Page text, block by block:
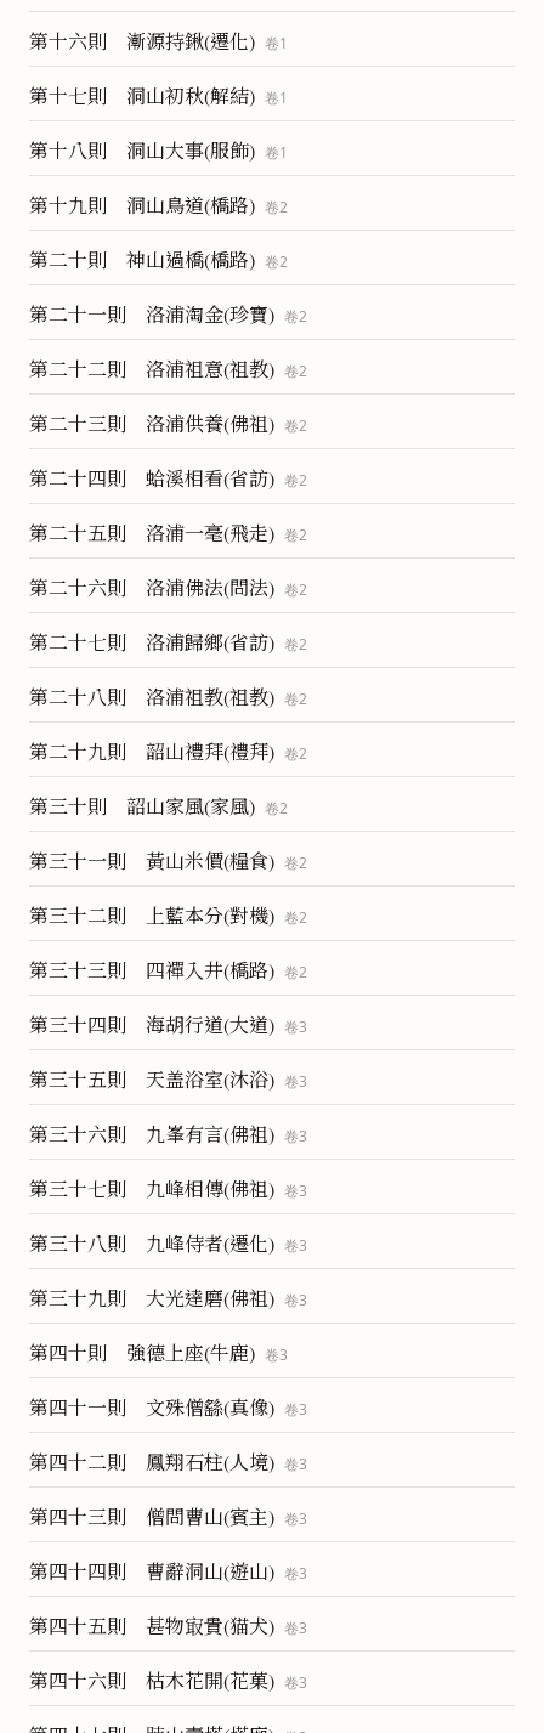
第十六則 漸源持鍬(遷化) 卷1
第十七則 洞山初秋(解結) 卷1
第十八則 洞山大事(服飾) 卷1
第十九則 洞山鳥道(橋路) 卷2
第二十則 神山過橋(橋路) 卷2
第二十一則 洛浦淘金(珍寶) 卷2
第二十二則 洛浦祖意(祖教) 卷2
第二十三則 洛浦供養(佛祖) 卷2
第二十四則 蛤溪相看(省訪) 卷2
第二十五則 洛浦一毫(飛走) 卷2
第二十六則 洛浦佛法(問法) 卷2
第二十七則 洛浦歸鄉(省訪) 卷2
第二十八則 洛浦祖教(祖教) 卷2
第二十九則 韶山禮拜(禮拜) 卷2
第三十則 韶山家風(家風) 卷2
第三十一則 黃山米價(糧食) 卷2
第三十二則 上藍本分(對機) 卷2
第三十三則 四禪入井(橋路) 卷2
第三十四則 海胡行道(大道) 卷3
第三十五則 天盖浴室(沐浴) 卷3
第三十六則 九峯有言(佛祖) 卷3
第三十七則 九峰相傳(佛祖) 卷3
第三十八則 九峰侍者(遷化) 卷3
第三十九則 大光達磨(佛祖) 卷3
第四十則 強德上座(牛鹿) 卷3
第四十一則 文殊僧繇(真像) 卷3
第四十二則 鳳翔石柱(人境) 卷3
第四十三則 僧問曹山(賓主) 卷3
第四十四則 曹辭洞山(遊山) 卷3
第四十五則 甚物㝡貴(猫犬) 卷3
第四十六則 枯木花開(花菓) 卷3